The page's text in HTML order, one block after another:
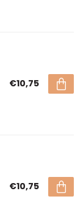
€10,75
€10,75